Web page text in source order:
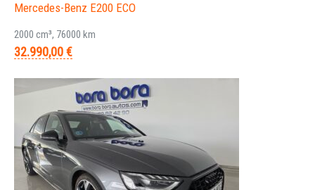
Mercedes-Benz E200 ECO
2000 cm³, 76000 km
32.990,00 €